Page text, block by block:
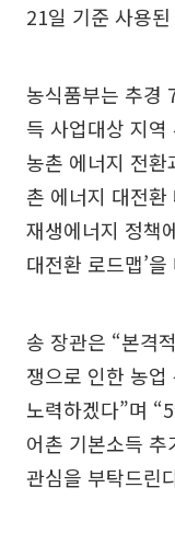
21일 기준 사용
농식품부는 추경
득 사업대상 지역
농촌 에너지 전환
촌 에너지 대전
재생에너지 정책
대전환 로드맵’
송 장관은 “본격
쟁으로 인한 농
노력하겠다”며
어촌 기본소득
관심을 부탁드린